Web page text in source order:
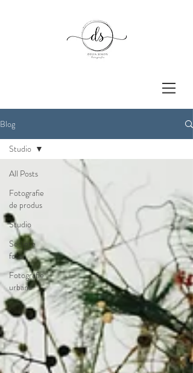
Blog
All Posts
Fotografie
de produs
Studio
Sedinte
foto
Fotografie
urbana
Studio